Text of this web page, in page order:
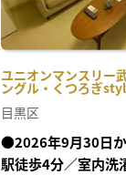
ユニオンマンスリー
ングル・くつろぎ
目黒区
●2026年9月30日
駅徒歩4分／室内洗